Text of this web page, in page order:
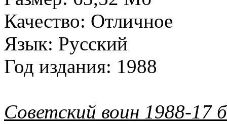
Качество: Отличное
Язык: Русский
Год издания: 1988
Советский воин 1988-17